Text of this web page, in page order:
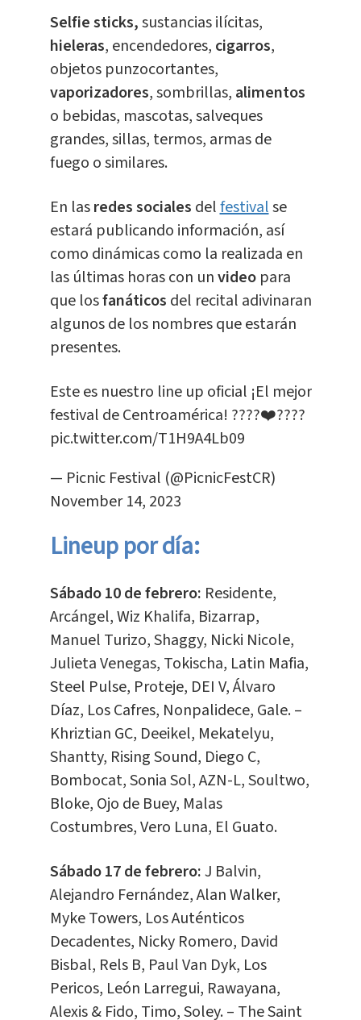
Selfie sticks,sustancias ilícitas,
hieleras, encendedores, cigarros,
objetos punzocortantes,
vaporizadores, sombrillas, alimentos
o bebidas, mascotas, salveques
grandes, sillas, termos, armas de
fuego o similares.
En lasredes sociales delfestivalse
estará publicando información, así
como dinámicas como la realizada en
las últimas horas con unvideo para
que losfanáticos del recital adivinaran
algunos de los nombres que estarán
presentes.
Este es nuestro line up oficial ¡El mejor
festival de Centroamérica! ????❤️‍????
pic.twitter.com/T1H9A4Lb09
— Picnic Festival (@PicnicFestCR)
November 14, 2023
Lineup por día:
Sábado 10 de febrero: Residente,
Arcángel, Wiz Khalifa, Bizarrap,
Manuel Turizo, Shaggy, Nicki Nicole,
Julieta Venegas, Tokischa, Latin Mafia,
Steel Pulse, Proteje, DEI V, Álvaro
Díaz, Los Cafres, Nonpalidece, Gale. –
Khriztian GC, Deeikel, Mekatelyu,
Shantty, Rising Sound, Diego C,
Bombocat, Sonia Sol, AZN-L, Soultwo,
Bloke, Ojo de Buey, Malas
Costumbres, Vero Luna, El Guato.
Sábado 17 de febrero:J Balvin,
Alejandro Fernández, Alan Walker,
Myke Towers, Los Auténticos
Decadentes, Nicky Romero, David
Bisbal, Rels B, Paul Van Dyk, Los
Pericos, León Larregui, Rawayana,
Alexis & Fido, Timo, Soley. – The Saint